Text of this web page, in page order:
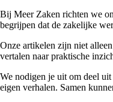
Bij Meer Zaken richten we
begrijpen dat de zakelijke
Onze artikelen zijn niet
vertalen naar praktische
We nodigen je uit om deel
eigen verhalen. Samen